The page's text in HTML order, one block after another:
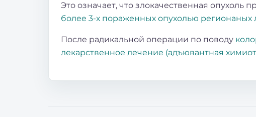
Это означает, что злокачественная
более 3-х пораженных опухолью регионаных
После радикальной операции по поводу
лекарственное лечение (адъювантная